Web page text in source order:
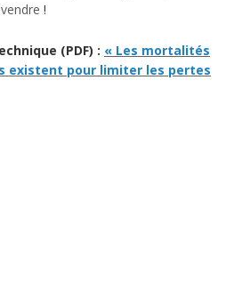
!
(PDF) : « Les mortalités
existent pour limiter les pertes